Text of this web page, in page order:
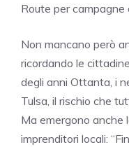
Route per campagne
Non mancano però
ricordando le
degli anni Ottanta, i
Tulsa, il rischio che
Ma emergono anche
imprenditori locali: